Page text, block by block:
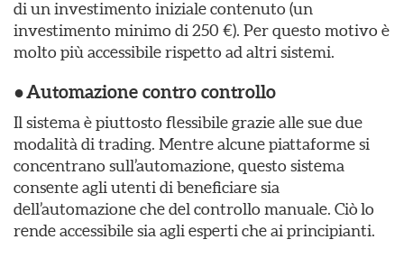
di un investimento iniziale contenuto (un
investimento minimo di 250 €). Per questo motivo è
molto più accessibile rispetto ad altri sistemi.
●Automazione contro controllo
Il sistema è piuttosto flessibile grazie alle sue due
modalità di trading. Mentre alcune piattaforme si
concentrano sull’automazione, questo sistema
consente agli utenti di beneficiare sia
dell’automazione che del controllo manuale. Ciò lo
rende accessibile sia agli esperti che ai principianti.